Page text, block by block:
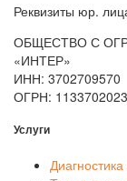
Реквизиты юр.
ОБЩЕСТВО С
«ИНТЕР»
ИНН: 3702709570
ОГРН:
Услуги